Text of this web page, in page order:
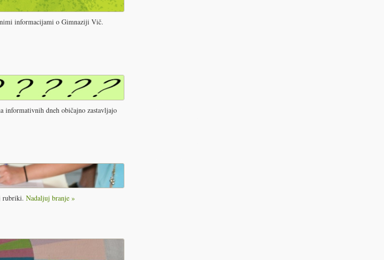
informacijami o Gimnaziji Vič.
informativnih dneh običajno zastavljajo
rubriki. Nadaljuj branje »